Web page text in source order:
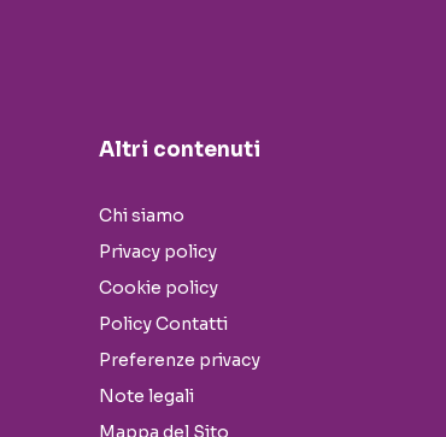
Altri contenuti
Chi siamo
Privacy policy
Cookie policy
Policy Contatti
Preferenze privacy
Note legali
Mappa del Sito